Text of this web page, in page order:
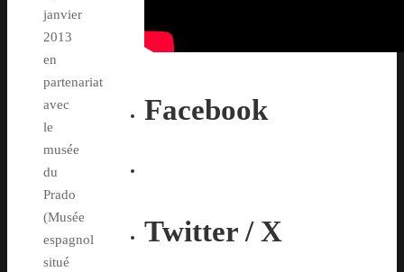
janvier
2013
en
partenariat
avec
le
musée
du
Prado
(Musée
espagnol
situé
Facebook
Twitter / X